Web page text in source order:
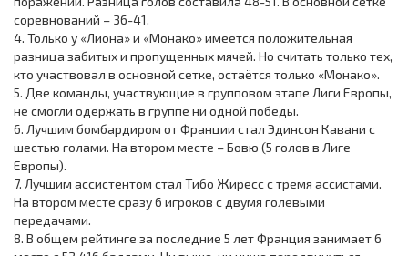
соревнований – 36-41.
4. Только у «Лиона» и «Монако» имеется положительная
разница забитых и пропущенных мячей. Но считать только тех,
кто участвовал в основной сетке, остаётся только «Монако».
5. Две команды, участвующие в групповом этапе Лиги Европы,
не смогли одержать в группе ни одной победы.
6. Лучшим бомбардиром от Франции стал Эдинсон Кавани с
шестью голами. На втором месте – Бовю (5 голов в Лиге
Европы).
7. Лучшим ассистентом стал Тибо Жиресс с тремя ассистами.
На втором месте сразу 6 игроков с двумя голевыми
передачами.
8. В общем рейтинге за последние 5 лет Франция занимает 6